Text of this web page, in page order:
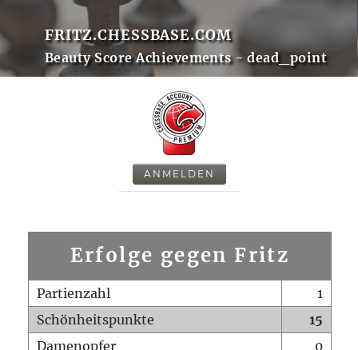
FRITZ.CHESSBASE.COM
Beauty Score Achievements - dead_point
ANMELDEN
Erfolge gegen Fritz
Partienzahl
1
Schönheitspunkte
15
Damenopfer
0